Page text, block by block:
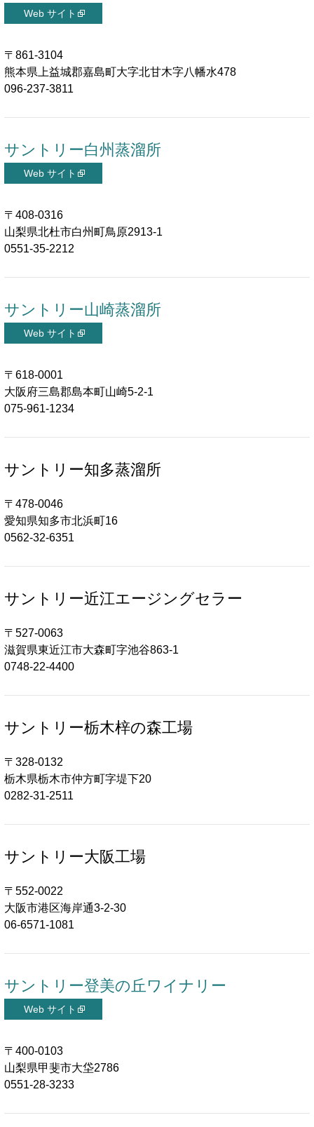
〒861-3104
熊本県上益城郡嘉島町大字北甘木字八幡水478
096-237-3811
サントリー白州蒸溜所
〒408-0316
山梨県北杜市白州町鳥原2913-1
0551-35-2212
サントリー山崎蒸溜所
〒618-0001
大阪府三島郡島本町山崎5-2-1
075-961-1234
サントリー知多蒸溜所
〒478-0046
愛知県知多市北浜町16
0562-32-6351
サントリー近江エージングセラー
〒527-0063
滋賀県東近江市大森町字池谷863-1
0748-22-4400
サントリー栃木梓の森工場
〒328-0132
栃木県栃木市仲方町字堤下20
0282-31-2511
サントリー大阪工場
〒552-0022
大阪市港区海岸通3-2-30
06-6571-1081
サントリー登美の丘ワイナリー
〒400-0103
山梨県甲斐市大垈2786
0551-28-3233